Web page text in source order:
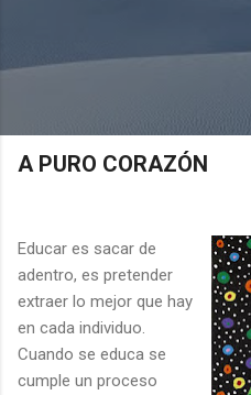
A PURO CORAZÓN
Educar es sacar de
adentro, es pretender
extraer lo mejor que hay
en cada individuo.
Cuando se educa se
cumple un proceso